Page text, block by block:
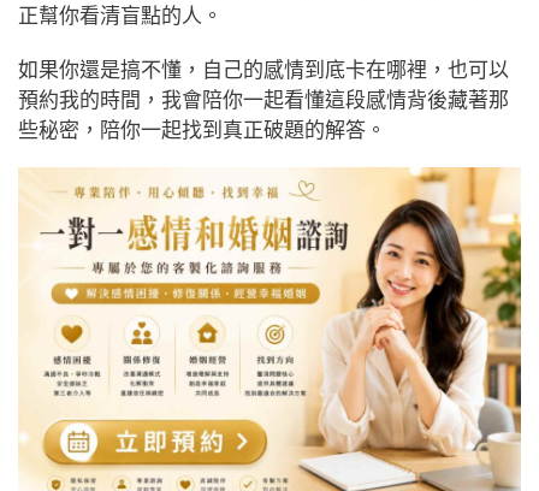
正幫你看清盲點的人。
如果你還是搞不懂，自己的感情到底卡在哪裡，也可以
預約我的時間，我會陪你一起看懂這段感情背後藏著那
些秘密，陪你一起找到真正破題的解答。